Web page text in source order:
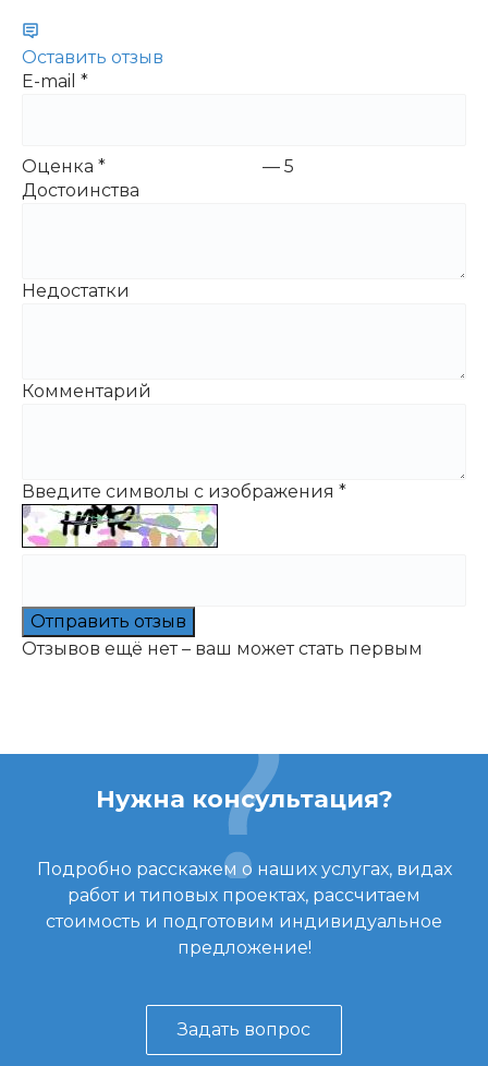
Оставить отзыв
E-mail *
Оценка * — 5
Достоинства
Недостатки
Комментарий
Введите символы с изображения *
Отправить отзыв
Отзывов ещё нет – ваш может стать первым
Нужна консультация?
Подробно расскажем о наших услугах, видах
работ и типовых проектах, рассчитаем
стоимость и подготовим индивидуальное
предложение!
Задать вопрос